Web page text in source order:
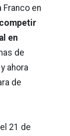
en
en
de
ahora
de
21 de